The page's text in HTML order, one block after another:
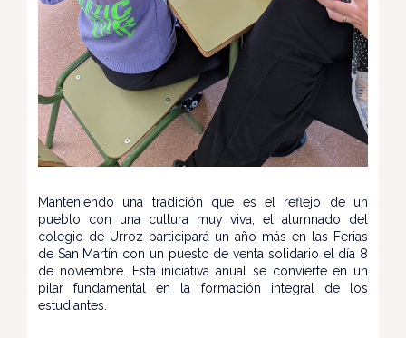
Manteniendo una tradición que es el reflejo de un
pueblo con una cultura muy viva, el alumnado del
colegio de Urroz participará un año más en las Ferias
de San Martín con un puesto de venta solidario el día 8
de noviembre. Esta iniciativa anual se convierte en un
pilar fundamental en la formación integral de los
estudiantes.